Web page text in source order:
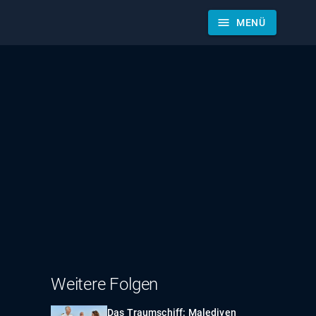
menu MENÜ
Weitere Folgen
Das Traumschiff: Malediven